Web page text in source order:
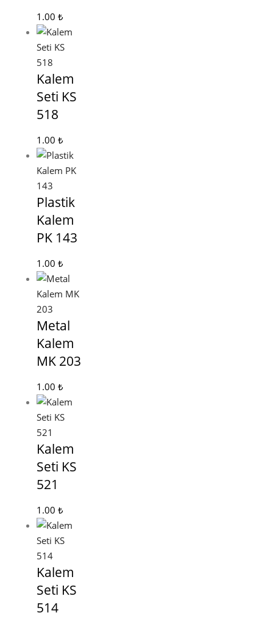
1.00 ₺
Kalem
Seti KS
518
1.00 ₺
Plastik
Kalem
PK 143
1.00 ₺
Metal
Kalem
MK 203
1.00 ₺
Kalem
Seti KS
521
1.00 ₺
Kalem
Seti KS
514